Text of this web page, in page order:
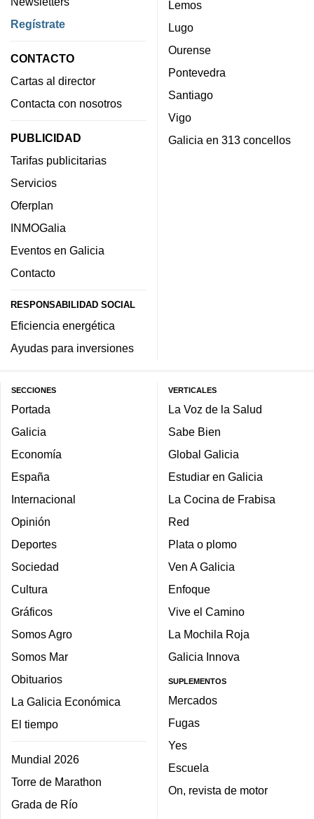
Regístrate
CONTACTO
Cartas al director
Contacta con nosotros
PUBLICIDAD
Tarifas publicitarias
Servicios
Oferplan
INMOGalia
Eventos en Galicia
Contacto
RESPONSABILIDAD SOCIAL
Eficiencia energética
Ayudas para inversiones
Lemos
Lugo
Ourense
Pontevedra
Santiago
Vigo
Galicia en 313 concellos
SECCIONES
Portada
Galicia
Economía
España
Internacional
Opinión
Deportes
Sociedad
Cultura
Gráficos
Somos Agro
Somos Mar
Obituarios
La Galicia Económica
El tiempo
Mundial 2026
Torre de Marathon
Grada de Río
VERTICALES
La Voz de la Salud
Sabe Bien
Global Galicia
Estudiar en Galicia
La Cocina de Frabisa
Red
Plata o plomo
Ven A Galicia
Enfoque
Vive el Camino
La Mochila Roja
Galicia Innova
SUPLEMENTOS
Mercados
Fugas
Yes
Escuela
On, revista de motor